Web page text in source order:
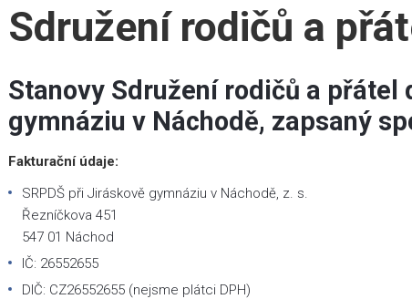
a
přátel
dětí
a
školy
Sdružení rodičů a
Stanovy Sdružení rodičů a
gymnáziu v Náchodě, zapsaný
Fakturační údaje:
SRPDŠ při Jiráskově gymnáziu v Náchodě, z. s.
Řezníčkova 451
547 01 Náchod
IČ: 26552655
DIČ: CZ26552655 (nejsme plátci DPH)